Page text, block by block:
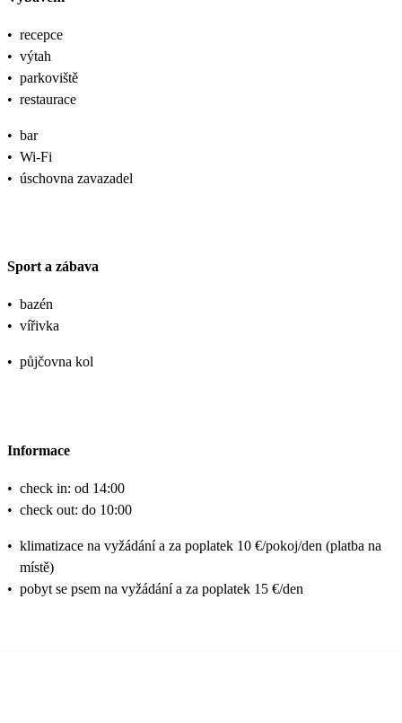
• recepce
• výtah
• parkoviště
• restaurace
• bar
• Wi-Fi
• úschovna zavazadel
Sport a zábava
• bazén
• vířivka
• půjčovna kol
Informace
• check in: od 14:00
• check out: do 10:00
• klimatizace na vyžádání a za poplatek 10 €/pokoj/den (platba na
místě)
• pobyt se psem na vyžádání a za poplatek 15 €/den